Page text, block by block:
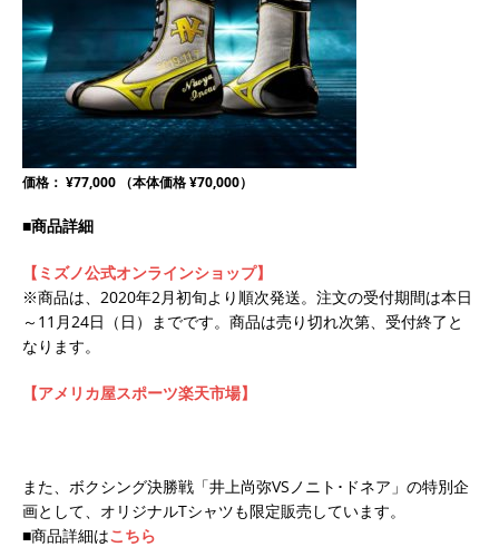
価格： ¥77,000 （本体価格 ¥70,000）
■商品詳細
【ミズノ公式オンラインショップ】
※商品は、2020年2月初旬より順次発送。注文の受付期間は本日
～11月24日（日）までです。商品は売り切れ次第、受付終了と
なります。
【アメリカ屋スポーツ楽天市場】
また、ボクシング決勝戦「井上尚弥VSノニト･ドネア」の特別企
画として、オリジナルTシャツも限定販売しています。
■商品詳細はこちら